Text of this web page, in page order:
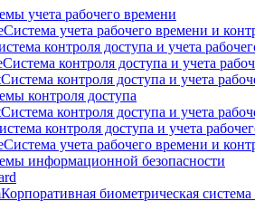
учета рабочего времени
Система учета рабочего времени и
контроля доступа и учета
Система контроля доступа и учета
Система контроля доступа и учета
контроля доступа
Система контроля доступа и учета
контроля доступа и учета
Система учета рабочего времени и
информационной безопасности
Корпоративная биометрическая